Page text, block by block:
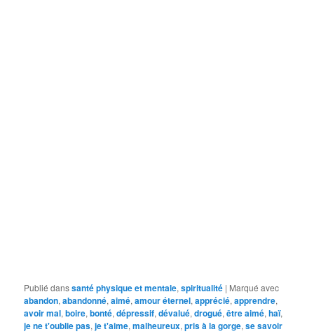
Publié danssanté physique et mentale,spiritualité | Marqué avec
abandon,abandonné,aimé,amour éternel,apprécié,apprendre,
avoir mal,boire,bonté,dépressif,dévalué,drogué,être aimé,haï,
je ne t'oublie pas,je t'aime,malheureux,pris à la gorge,se savoir